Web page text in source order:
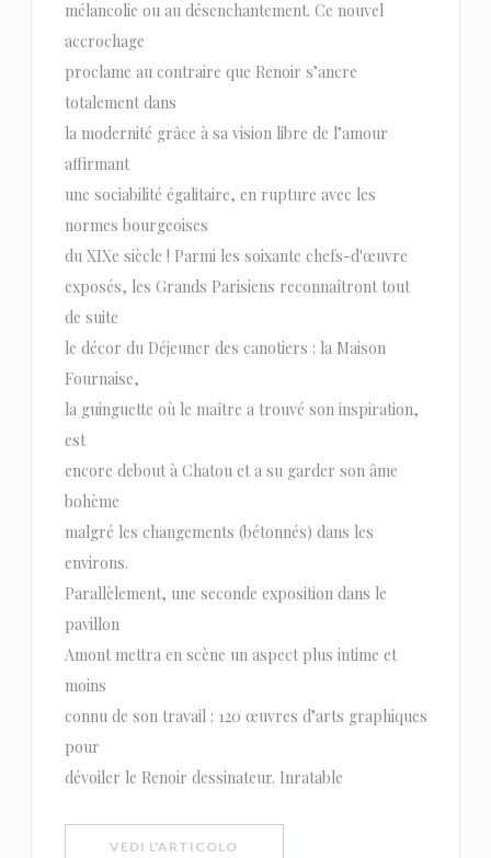
mélancolie ou au désenchantement. Ce nouvel
accrochage
proclame au contraire que Renoir s’ancre
totalement dans
la modernité grâce à sa vision libre de l’amour
affirmant
une sociabilité égalitaire, en rupture avec les
normes bourgeoises
du XIXe siècle ! Parmi les soixante chefs-d'œuvre
exposés, les Grands Parisiens reconnaîtront tout
de suite
le décor du Déjeuner des canotiers : la Maison
Fournaise,
la guinguette où le maître a trouvé son inspiration,
est
encore debout à Chatou et a su garder son âme
bohème
malgré les changements (bétonnés) dans les
environs.
Parallèlement, une seconde exposition dans le
pavillon
Amont mettra en scène un aspect plus intime et
moins
connu de son travail : 120 œuvres d’arts graphiques
pour
dévoiler le Renoir dessinateur. Inratable
VEDI L'ARTICOLO